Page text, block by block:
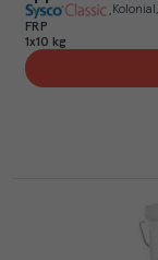
Kolonial
FRP
1x10 kg